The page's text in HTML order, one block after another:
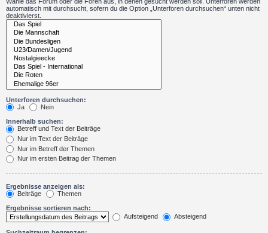
automatisch mit durchsucht, sofern du die Option „Unterforen durchsuchen“ unten nicht
deaktivierst.
Unterforen durchsuchen:
Ja
Nein
Innerhalb suchen:
Betreff und Text der Beiträge
Nur im Text der Beiträge
Nur im Betreff der Themen
Nur im ersten Beitrag der Themen
Ergebnisse anzeigen als:
Beiträge
Themen
Ergebnisse sortieren nach:
Aufsteigend
Absteigend